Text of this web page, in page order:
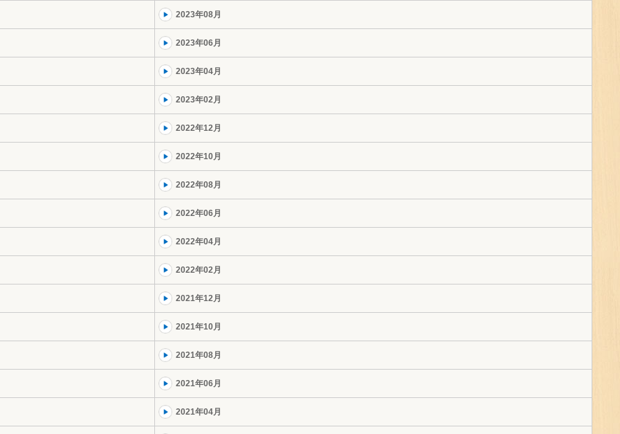
2023年08月
2023年06月
2023年04月
2023年02月
2022年12月
2022年10月
2022年08月
2022年06月
2022年04月
2022年02月
2021年12月
2021年10月
2021年08月
2021年06月
2021年04月